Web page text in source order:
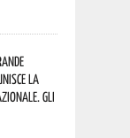
la
Gli